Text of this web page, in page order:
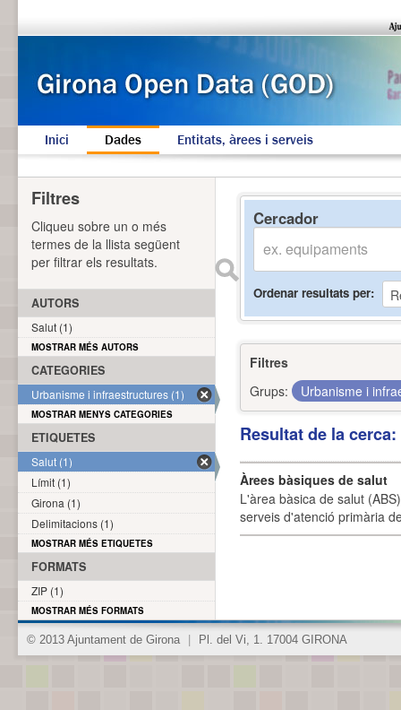
Inici Dades Entitats, àrees i serveis
Cercador
Ordenar resultats per
Filtres
Grups:
Urbanisme i
Resultat de la
Àrees bàsiques de salut
L'àrea bàsica de salut
serveis d'atenció primària
Filtres
Cliqueu sobre un o més
termes de la llista següent
per filtrar els resultats.
AUTORS
Salut (1)
MOSTRAR MÉS AUTORS
CATEGORIES
Urbanisme i infraestructures (1)
MOSTRAR MENYS CATEGORIES
ETIQUETES
Salut (1)
Límit (1)
Girona (1)
Delimitacions (1)
MOSTRAR MÉS ETIQUETES
FORMATS
ZIP (1)
MOSTRAR MÉS FORMATS
© 2013 Ajuntament de Girona Pl. del Vi, 1. 17004 GIRONA